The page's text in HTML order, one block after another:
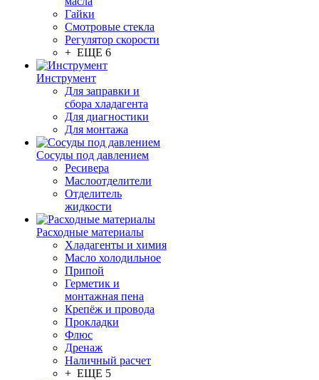
Гайки
Смотровые стекла
Регулятор скорости
+ ЕЩЕ 6
Инструмент
Для заправки и
сбора хладагента
Для диагностики
Для монтажа
Сосуды под давлением
Ресивера
Маслоотделители
Отделитель
жидкости
Расходные материалы
Хладагенты и химия
Масло холодильное
Припой
Герметик и
монтажная пена
Крепёж и провода
Прокладки
Флюс
Дренаж
Наличный расчет
+ ЕЩЕ 5